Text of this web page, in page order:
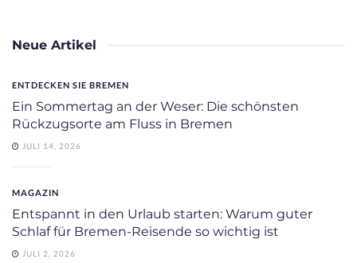
Neue Artikel
ENTDECKEN SIE BREMEN
Ein Sommertag an der Weser: Die schönsten
Rückzugsorte am Fluss in Bremen
JULI 14, 2026
MAGAZIN
Entspannt in den Urlaub starten: Warum guter
Schlaf für Bremen-Reisende so wichtig ist
JULI 2, 2026